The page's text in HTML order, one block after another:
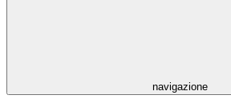
navigazione